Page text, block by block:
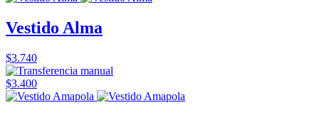
Vestido Alma
$3.740
$3.400